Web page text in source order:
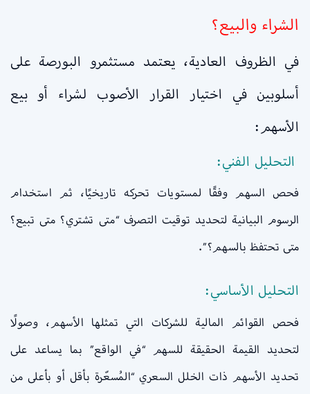
الشراء والبيع؟
في الظروف العادية، يعتمد مستثمرو البورصة على
أسلوبين في اختيار القرار الأصوب لشراء أو بيع
الأسهم:
التحليل الفني:
فحص السهم وفقًا لمستويات تحركه تاريخيًا، ثم استخدام
الرسوم البيانية لتحديد توقيت التصرف “متى تشتري؟ متى تبيع؟
متى تحتفظ بالسهم؟”.
التحليل الأساسي:
فحص القوائم المالية للشركات التي تمثلها الأسهم، وصولًا
لتحديد القيمة الحقيقة للسهم “في الواقع” بما يساعد على
تحديد الأسهم ذات الخلل السعري “المُسعّرة بأقل أو بأعلى من